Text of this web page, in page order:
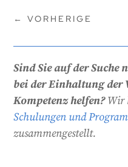
←VORHERIGE
Sind Sie auf der Suche
bei der Einhaltung der
Kompetenz helfen?Wir
Schulungen und
zusammengestellt.